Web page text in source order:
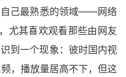
自己最熟悉的领域——网络
尤其喜欢观看那些由网友
到一个现象：彼时国内视
，播放量居高不下，但这